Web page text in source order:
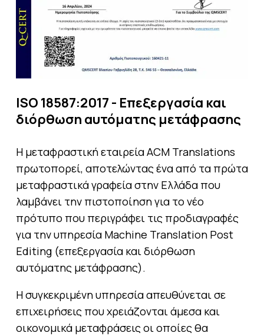
ISO 18587:2017 - Επεξεργασία και
διόρθωση αυτόματης μετάφρασης
Η μεταφραστική εταιρεία ACM Translations
πρωτοπορεί, αποτελώντας ένα από τα πρώτα
μεταφραστικά γραφεία στην Ελλάδα που
λαμβάνει την πιστοποίηση για το νέο
πρότυπο που περιγράφει τις προδιαγραφές
για την υπηρεσία Machine Translation Post
Editing (επεξεργασία και διόρθωση
αυτόματης μετάφρασης).
Η συγκεκριμένη υπηρεσία απευθύνεται σε
επιχειρήσεις που χρειάζονται άμεσα και
οικονομικά μεταφράσεις οι οποίες θα